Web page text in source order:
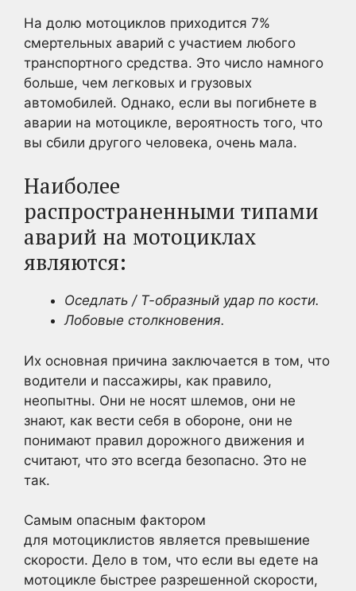
На долю мотоциклов приходится 7%
смертельных аварий с участием любого
транспортного средства. Это число намного
больше, чем легковых и грузовых
автомобилей. Однако, если вы погибнете в
аварии на мотоцикле, вероятность того, что
вы сбили другого человека, очень мала.
Наиболее
распространенными типами
аварий на мотоциклах
являются:
Оседлать / Т-образный удар по кости.
Лобовые столкновения.
Их основная причина заключается в том, что
водители и пассажиры, как правило,
неопытны. Они не носят шлемов, они не
знают, как вести себя в обороне, они не
понимают правил дорожного движения и
считают, что это всегда безопасно. Это не
так.
Самым опасным фактором
для мотоциклистов является превышение
скорости. Дело в том, что если вы едете на
мотоцикле быстрее разрешенной скорости,